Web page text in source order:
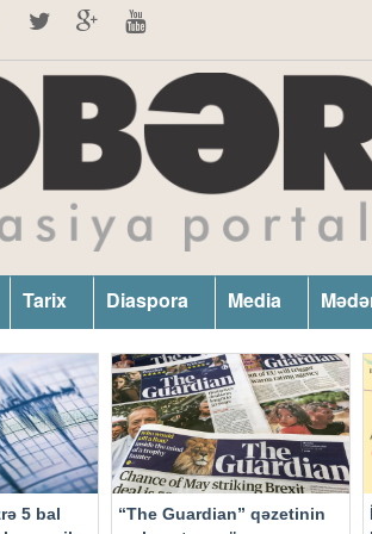
Tarix Diaspora Media
5 bal
“The Guardian” qəzetinin